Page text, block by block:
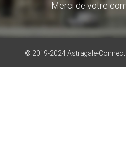
Merci de votre
© 2019-2024 Astragale-